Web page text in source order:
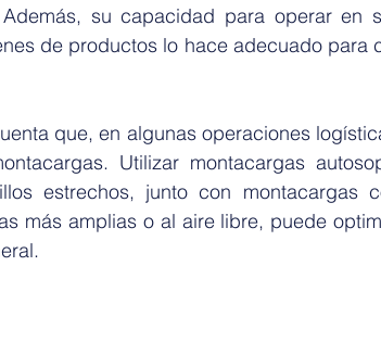
su capacidad para operar en
de productos lo hace adecuado para
que, en algunas operaciones
Utilizar montacargas
estrechos, junto con montacargas
más amplias o al aire libre, puede